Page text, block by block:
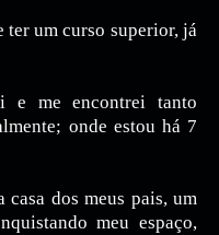
ter um curso superior, já
e me encontrei tanto
onde estou há 7
dos meus pais, um
meu espaço,